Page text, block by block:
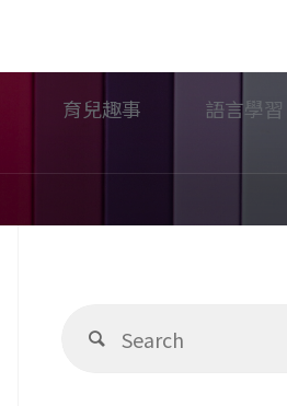
育兒趣事 語言學習
Search